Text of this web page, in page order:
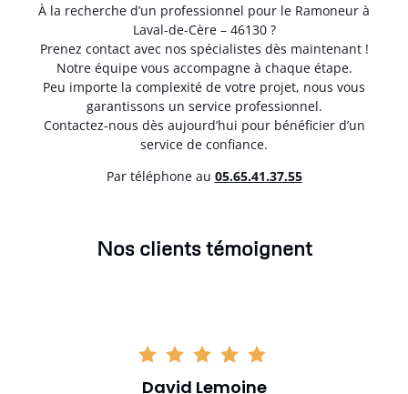
À la recherche d’un professionnel pour le Ramoneur à
Laval-de-Cère – 46130 ?
Prenez contact avec nos spécialistes dès maintenant !
Notre équipe vous accompagne à chaque étape.
Peu importe la complexité de votre projet, nous vous
garantissons un service professionnel.
Contactez-nous dès aujourd’hui pour bénéficier d’un
service de confiance.
Par téléphone au 05.65.41.37.55
Nos clients témoignent
David Lemoine